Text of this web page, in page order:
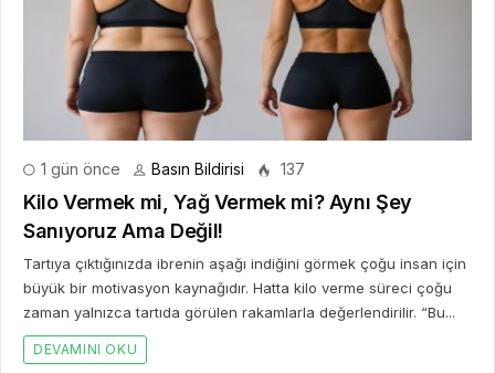
1 gün önce Basın Bildirisi 137
Kilo Vermek mi, Yağ Vermek mi? Aynı Şey
Sanıyoruz Ama Değil!
Tartıya çıktığınızda ibrenin aşağı indiğini görmek çoğu insan için
büyük bir motivasyon kaynağıdır. Hatta kilo verme süreci çoğu
zaman yalnızca tartıda görülen rakamlarla değerlendirilir. “Bu...
DEVAMINI OKU